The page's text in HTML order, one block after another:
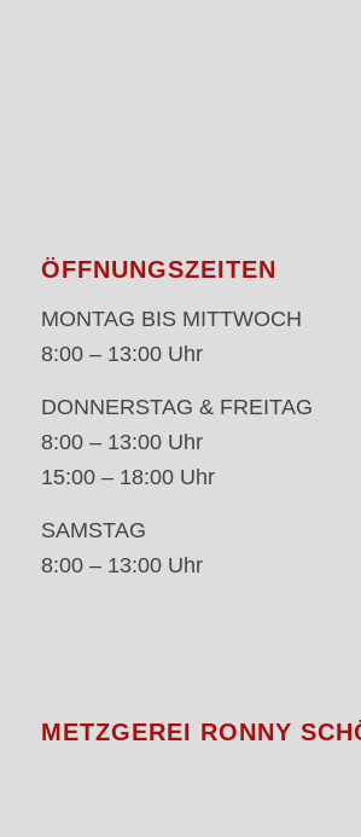
ÖFFNUNGSZEITEN
MONTAG BIS MITTWOCH
8:00 – 13:00 Uhr
DONNERSTAG & FREITAG
8:00 – 13:00 Uhr
15:00 – 18:00 Uhr
SAMSTAG
8:00 – 13:00 Uhr
METZGEREI RONNY